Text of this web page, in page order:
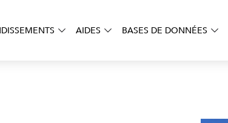
AIDES BASES DE DONNÉES